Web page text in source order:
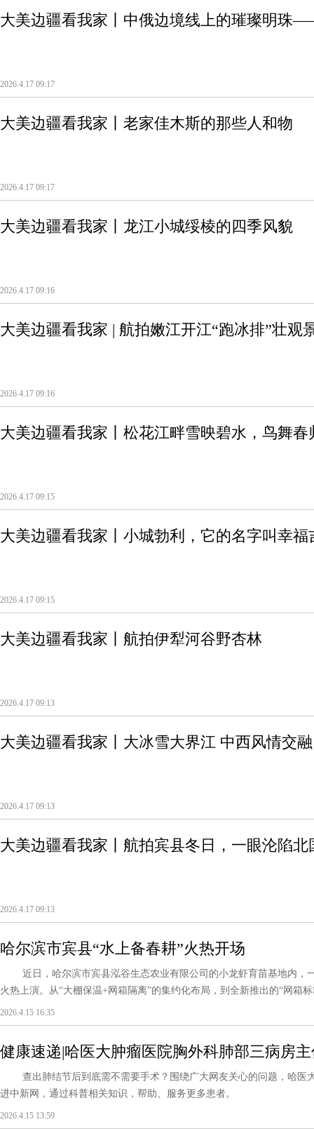
大美边疆看我家丨中俄边境线上的璀璨明珠
2026.4.17 09:17
大美边疆看我家丨老家佳木斯的那些人和物
2026.4.17 09:17
大美边疆看我家丨龙江小城绥棱的四季风貌
2026.4.17 09:16
大美边疆看我家 | 航拍嫩江开江“跑冰排”壮观
2026.4.17 09:16
大美边疆看我家丨松花江畔雪映碧水，鸟舞春
2026.4.17 09:15
大美边疆看我家丨小城勃利，它的名字叫幸福
2026.4.17 09:15
大美边疆看我家丨航拍伊犁河谷野杏林
2026.4.17 09:13
大美边疆看我家丨大冰雪大界江 中西风情交融
2026.4.17 09:13
大美边疆看我家丨航拍宾县冬日，一眼沦陷北
2026.4.17 09:13
哈尔滨市宾县“水上备春耕”火热开场
近日，哈尔滨市宾县泓谷生态农业有限公司的小龙虾育苗基地内，
火热上演。从“大棚保温+网箱隔离”的集约化布局，到全新推出的“网箱
2026.4.15 16:35
健康速递|哈医大肿瘤医院胸外科肺部三病房
延误治疗 肺结节处理的“黄金原则”
查出肺结节后到底需不需要手术？围绕广大网友关心的问题，哈医
进中新网，通过科普相关知识，帮助、服务更多患者。
2026.4.15 13:59